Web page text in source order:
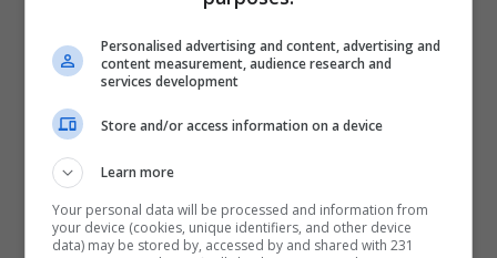
Personalised advertising and content, advertising and
content measurement, audience research and
services development
Store and/or access information on a device
Learn more
Your personal data will be processed and information from
your device (cookies, unique identifiers, and other device
data) may be stored by, accessed by and shared with 231